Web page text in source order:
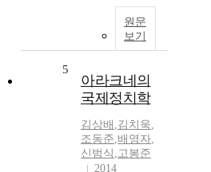
원문
보기
5
아라크네의
국제정치학
김상배 ,김치욱,
조동준,배영자,
신범식 ,고봉준
2014